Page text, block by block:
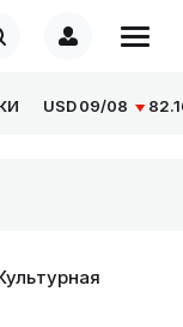
USD09/08 82.1665